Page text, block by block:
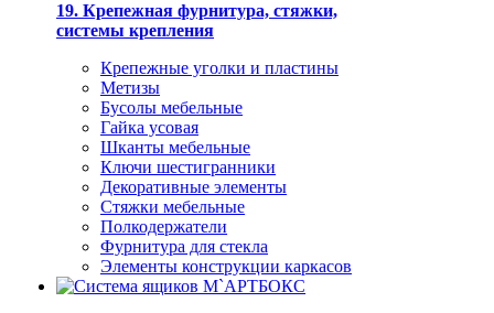
19. Крепежная фурнитура, стяжки,
системы крепления
Крепежные уголки и пластины
Метизы
Бусолы мебельные
Гайка усовая
Шканты мебельные
Ключи шестигранники
Декоративные элементы
Стяжки мебельные
Полкодержатели
Фурнитура для стекла
Элементы конструкции каркасов